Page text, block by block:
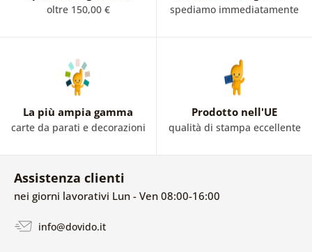
oltre 150,00 € spediamo immediatamente
La più ampia gamma
carte da parati e decorazioni
Prodotto nell'UE
qualità di stampa eccellente
Assistenza clienti
nei giorni lavorativi Lun - Ven 08:00-16:00
info@dovido.it